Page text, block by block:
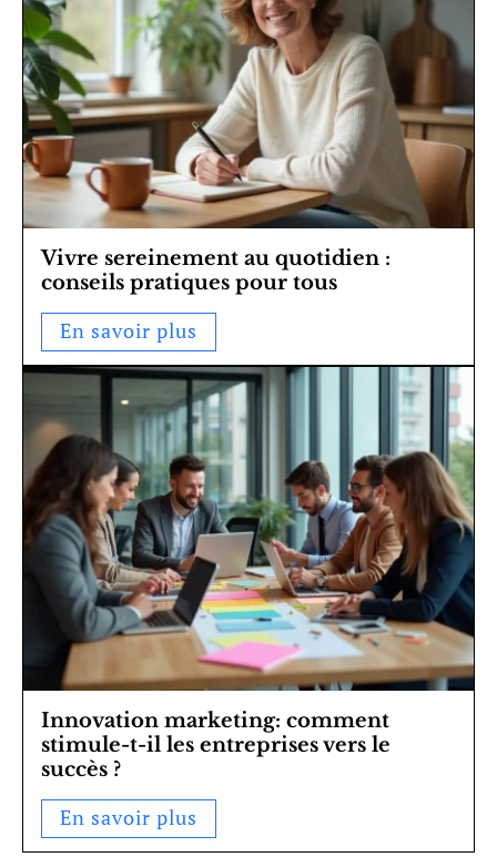
Vivre sereinement au quotidien :
conseils pratiques pour tous
En savoir plus
Innovation marketing: comment
stimule-t-il les entreprises vers le
succès ?
En savoir plus